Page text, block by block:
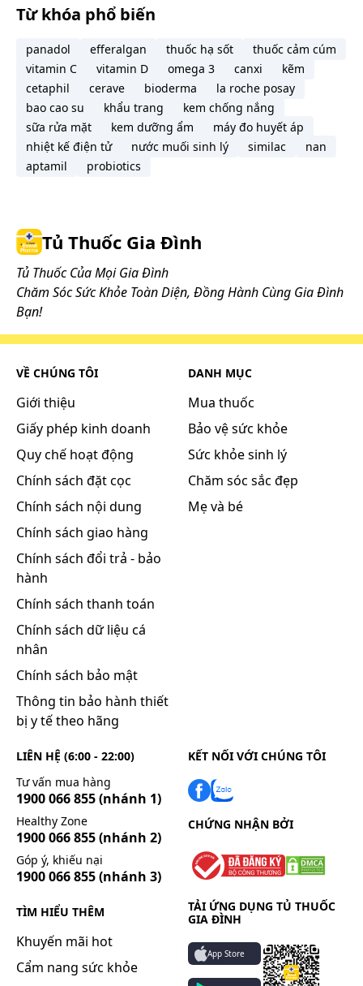
Từ khóa phổ biến
panadol efferalgan thuốc hạ sốt
thuốc cảm cúm
vitamin C
vitamin D omega 3 canxi
kẽm
cetaphil
cerave bioderma
la roche posay
bao cao su
khẩu trang
kem chống nắng
sữa rửa mặt
kem dưỡng ẩm
máy đo huyết áp
nhiệt kế điện tử
nước muối sinh lý similac
nan
aptamil
probiotics
Tủ Thuốc Gia Đình
Tủ Thuốc Của Mọi Gia Đình
Chăm Sóc Sức Khỏe Toàn Diện, Đồng Hành Cùng Gia Đình
Bạn!
VỀ CHÚNG TÔI
Giới thiệu
Giấy phép kinh doanh
Quy chế hoạt động
Chính sách đặt cọc
Chính sách nội dung
Chính sách giao hàng
Chính sách đổi trả - bảo
hành
Chính sách thanh toán
Chính sách dữ liệu cá
nhân
Chính sách bảo mật
Thông tin bảo hành thiết
bị y tế theo hãng
DANH MỤC
Mua thuốc
Bảo vệ sức khỏe
Sức khỏe sinh lý
Chăm sóc sắc đẹp
Mẹ và bé
LIÊN HỆ (6:00 - 22:00)
Tư vấn mua hàng
1900 066 855(nhánh 1)
Healthy Zone
1900 066 855(nhánh 2)
Góp ý, khiếu nại
1900 066 855(nhánh 3)
TÌM HIỂU THÊM
Khuyến mãi hot
Cẩm nang sức khỏe
KẾT NỐI VỚI CHÚNG TÔI
CHỨNG NHẬN BỞI
TẢI ỨNG DỤNG TỦ THUỐC
GIA ĐÌNH
App Store